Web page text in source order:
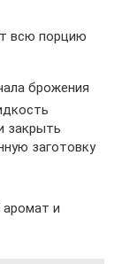
всю порцию
брожения
закрыть
заготовку
аромат и